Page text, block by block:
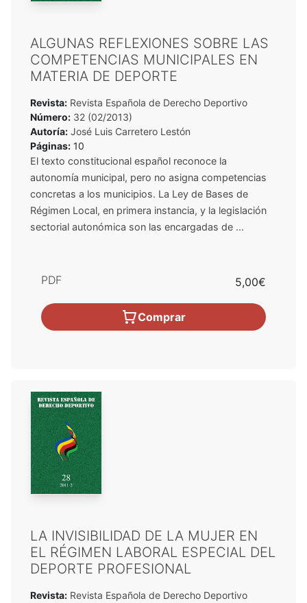
ALGUNAS REFLEXIONES SOBRE LAS
COMPETENCIAS MUNICIPALES EN
MATERIA DE DEPORTE
Revista: Revista Española de Derecho Deportivo
Número: 32 (02/2013)
Autoría: José Luis Carretero Lestón
Páginas: 10
El texto constitucional español reconoce la
autonomía municipal, pero no asigna competencias
concretas a los municipios. La Ley de Bases de
Régimen Local, en primera instancia, y la legislación
sectorial autonómica son las encargadas de ...
PDF 5,00€
Comprar
LA INVISIBILIDAD DE LA MUJER EN
EL RÉGIMEN LABORAL ESPECIAL DEL
DEPORTE PROFESIONAL
Revista: Revista Española de Derecho Deportivo